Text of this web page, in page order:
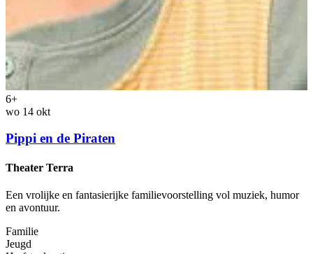
6+
wo 14 okt
Pippi en de Piraten
Theater Terra
Een vrolijke en fantasierijke familievoorstelling vol muziek, humor
en avontuur.
Familie
Jeugd